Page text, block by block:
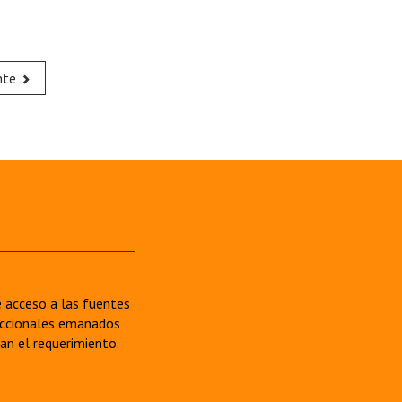
acceso a las fuentes
emanados
el requerimiento.